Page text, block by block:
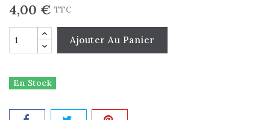
4,00 € TTC
Ajouter Au Panier
En Stock